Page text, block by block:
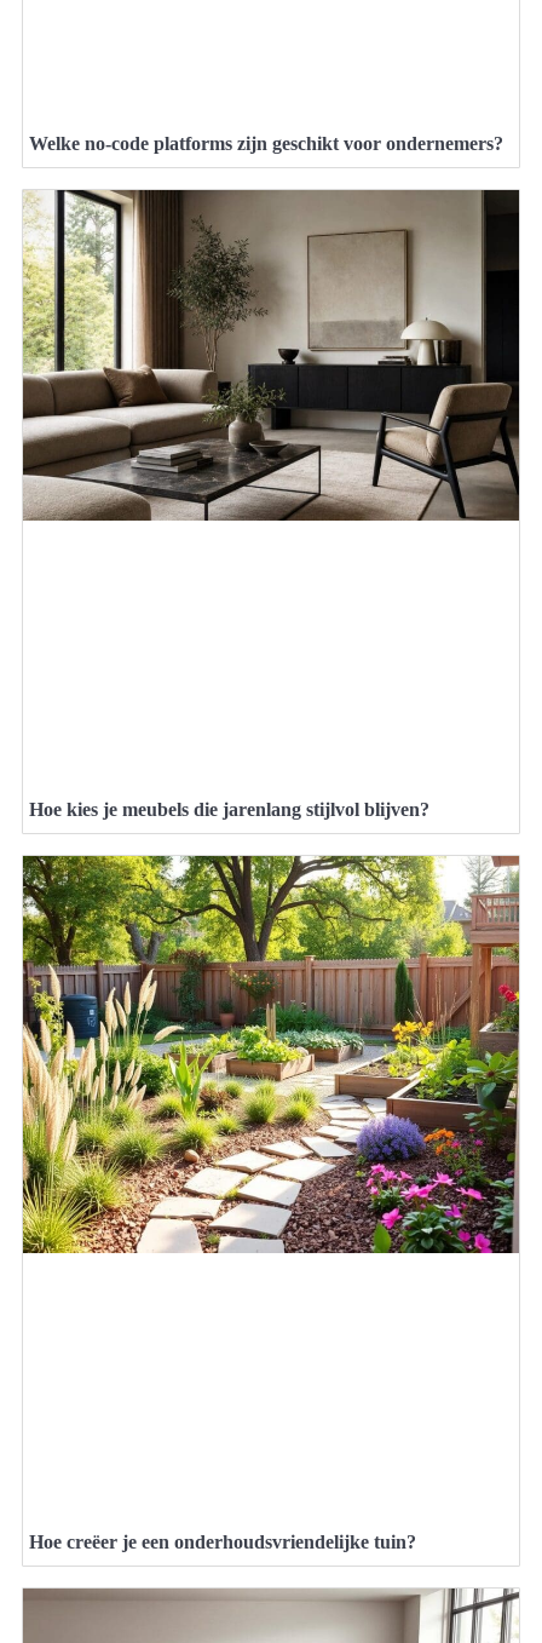
Welke no-code platforms zijn geschikt voor ondernemers?
Hoe kies je meubels die jarenlang stijlvol blijven?
Hoe creëer je een onderhoudsvriendelijke tuin?